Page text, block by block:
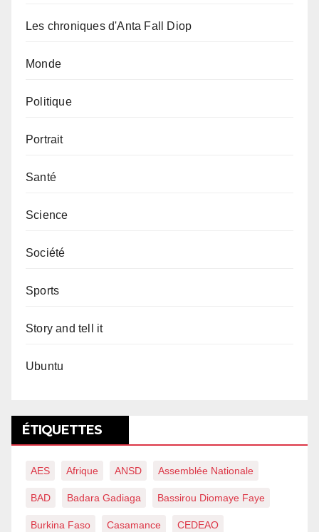
Les chroniques d'Anta Fall Diop
Monde
Politique
Portrait
Santé
Science
Société
Sports
Story and tell it
Ubuntu
ÉTIQUETTES
AES Afrique ANSD Assemblée Nationale
BAD Badara Gadiaga Bassirou Diomaye Faye
Burkina Faso Casamance CEDEAO